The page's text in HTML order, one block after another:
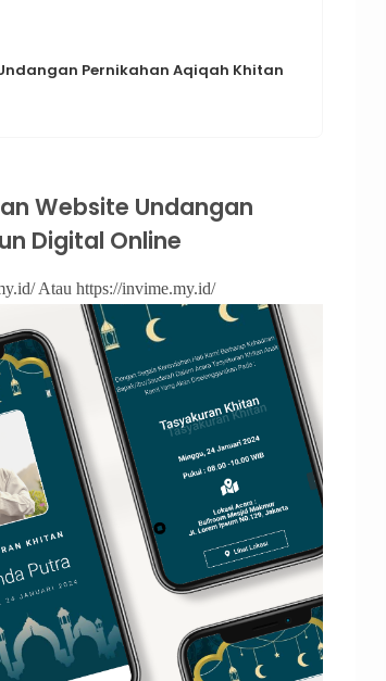
Pernikahan Aqiqah Khitan
Website Undangan
Digital Online
Atau https://invime.my.id/